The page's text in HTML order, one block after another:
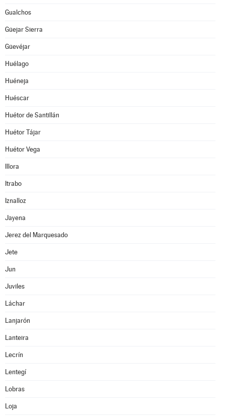
Gualchos
Güejar Sierra
Güevéjar
Huélago
Huéneja
Huéscar
Huétor de Santillán
Huétor Tájar
Huétor Vega
Illora
Itrabo
Iznalloz
Jayena
Jerez del Marquesado
Jete
Jun
Juviles
Láchar
Lanjarón
Lanteira
Lecrín
Lentegí
Lobras
Loja